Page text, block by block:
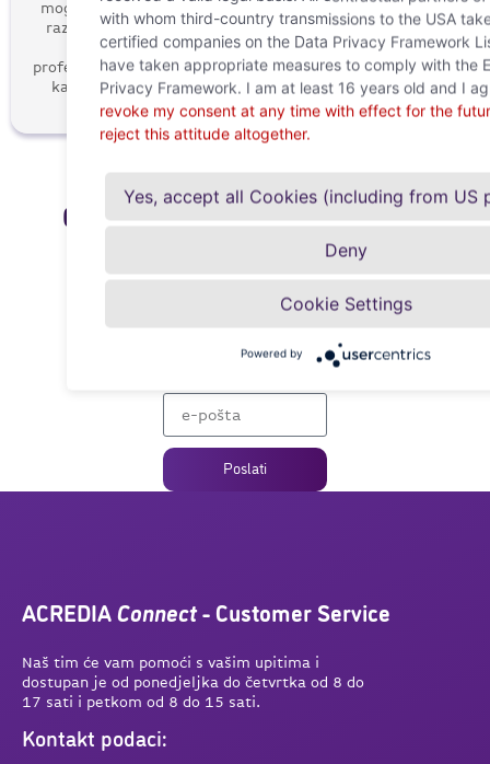
mogućnosti
razvoja za
profesionalnu
karijeru.
atmosferu
kojase
oslanja na
timski rad i
suradnju.
projektima za
osobni rast i
profesionalni
uspjeh.
Ostanite informirani s našim
uvijek budite u toku s našim biltenom.
Registrirajte se sada i primajte redovite,
relevantne informacije izravno u svoju
Poslati
ACREDIA Connect- Customer Service
Naš tim će vam pomoći s vašim upitima i
dostupan je od ponedjeljka do četvrtka od 8 do
17 sati i petkom od 8 do 15 sati.
Kontakt podaci:
with whom third-country transmissions to the USA
certified companies on the Data Privacy Framework
have taken appropriate measures to comply with the
Privacy Framework. I am at least 16 years old and I
revoke my consent at any time with effect for the
reject this attitude altogether.
Yes, accept all Cookies (including from US
Deny
Cookie Settings
Powered by